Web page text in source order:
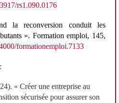
rs1.090.0176
la reconversion conduit les
». Formation emploi, 145,
formationemploi.7133
« Créer une entreprise au
sécurisée pour assurer son